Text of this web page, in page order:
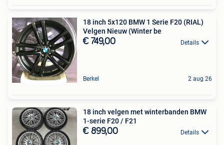
18 inch 5x120 BMW 1 Serie F20 (RIAL)
Velgen Nieuw (Winter be
€ 749,00 Details
Berkel 2 aug 26
18 inch velgen met winterbanden BMW
1-serie F20 / F21
€ 899,00 Details